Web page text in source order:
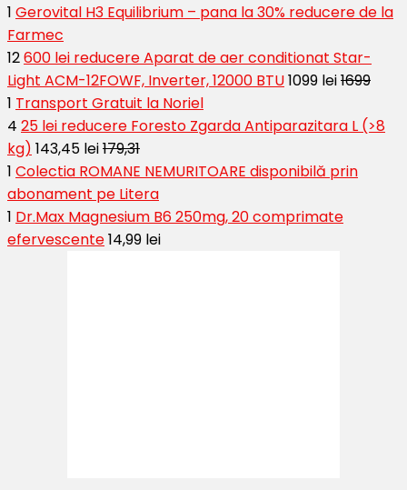
1 Gerovital H3 Equilibrium – pana la 30% reducere de la
Farmec
12600 lei reducere Aparat de aer conditionat Star-
Light ACM-12FOWF, Inverter, 12000 BTU1099 lei1699
1 Transport Gratuit la Noriel
4 25 lei reducere Foresto Zgarda Antiparazitara L (>8
kg) 143,45 lei179,31
1 Colectia ROMANE NEMURITOARE disponibilă prin
abonament pe Litera
1 Dr.Max Magnesium B6 250mg, 20 comprimate
efervescente14,99 lei